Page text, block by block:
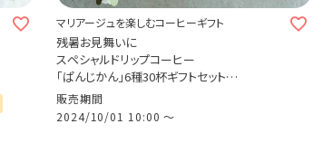
マリアージュを楽しむコーヒーギフト
残暑お見舞いに
スペシャルドリップコーヒー
「ぱんじかん」6種30杯ギフトセット
（カフェインレスコーヒー 2種10杯＋スペシャ
ルティコーヒー 4種20杯）
パンに合う珈琲 プレゼント 贈り物 アソートセ
販売期間
2024/10/01 10:00〜